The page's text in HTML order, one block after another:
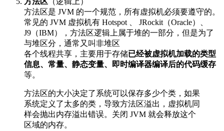
方法区是 JVM 的一个规范，所有虚拟机必须要遵守的。
常见的 JVM 虚拟机有 Hotspot 、 JRockit（Oracle）、
J9（IBM），方法区逻辑上属于堆的一部分，但是为了
与堆区分，通常又叫非堆区
各个线程共享，主要用于存储已经被虚拟机加载的类型
信息、常量、静态变量、即时编译器编译后的代码缓存
等。
方法区的大小决定了系统可以保存多少个类，如果
系统定义了太多的类，导致方法区溢出，虚拟机同
样会抛出内存溢出错误。关闭 JVM 就会释放这个
区域的内存。